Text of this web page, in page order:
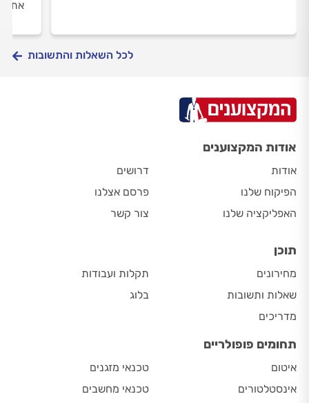
את
לכל השאלות והתשובות
אודות המקצוענים
אודות
הפיקוח שלנו
האפליקציה שלנו
דרושים
פרסם אצלנו
צור קשר
תוכן
מחירונים
שאלות ותשובות
מדריכים
תקלות ועבודות
בלוג
תחומים פופולריים
איטום
אינסטלטורים
טכנאי מזגנים
טכנאי מחשבים